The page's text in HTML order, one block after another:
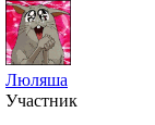
Люляша
Участник